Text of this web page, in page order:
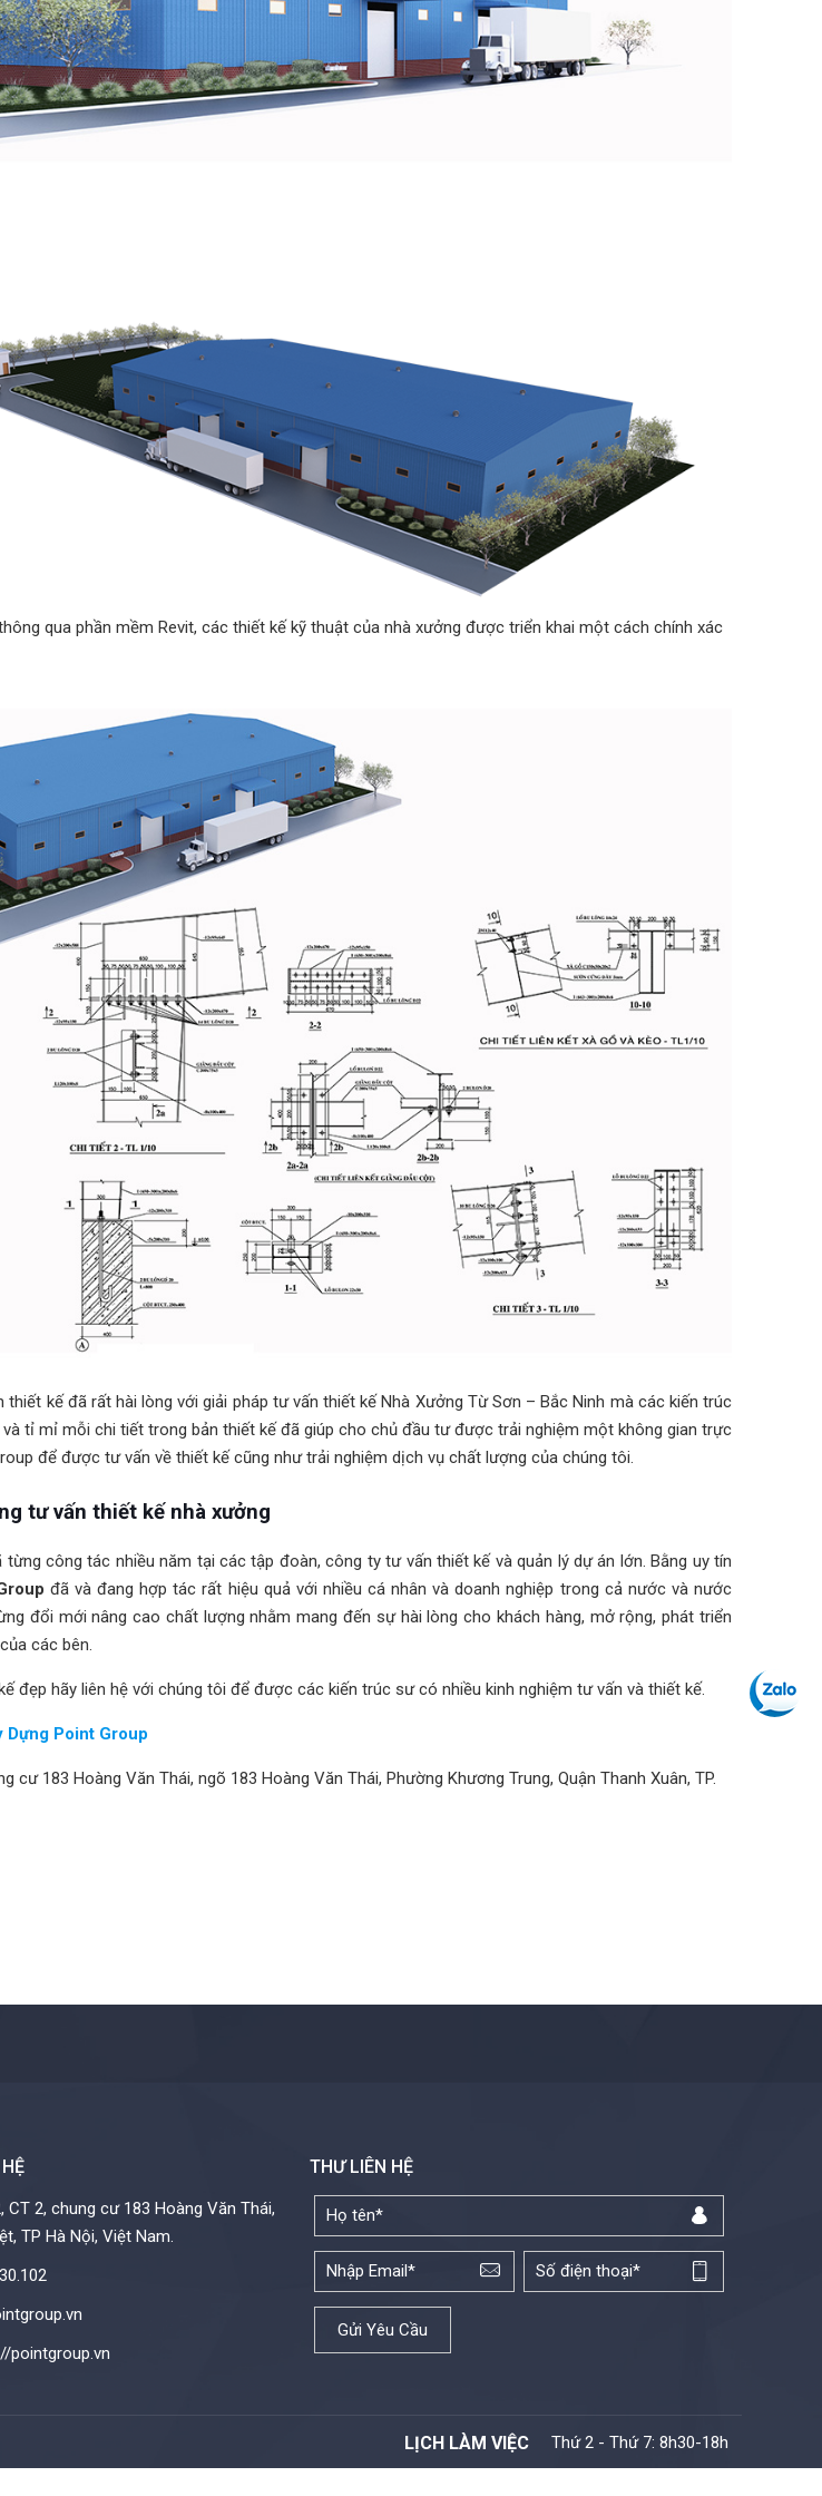
qua phần mềm Revit, các thiết kế kỹ thuật của nhà xưởng được triển khai một cách chính xác
thiết kế đã rất hài lòng với giải pháp tư vấn thiết kế Nhà Xưởng Từ Sơn – Bắc Ninh mà các kiến trúc
tỉ mỉ mỗi chi tiết trong bản thiết kế đã giúp cho chủ đầu tư được trải nghiệm một không gian trực
để được tư vấn về thiết kế cũng như trải nghiệm dịch vụ chất lượng của chúng tôi.
tư vấn thiết kế nhà xưởng
công tác nhiều năm tại các tập đoàn, công ty tư vấn thiết kế và quản lý dự án lớn. Bằng uy tín
đã và đang hợp tác rất hiệu quả với nhiều cá nhân và doanh nghiệp trong cả nước và nước
đổi mới nâng cao chất lượng nhằm mang đến sự hài lòng cho khách hàng, mở rộng, phát triển
các bên.
đẹp hãy liên hệ với chúng tôi để được các kiến trúc sư có nhiều kinh nghiệm tư vấn và thiết kế.
Dựng Point Group
cư 183 Hoàng Văn Thái, ngõ 183 Hoàng Văn Thái, Phường Khương Trung, Quận Thanh Xuân, TP.
CT 2, chung cư 183 Hoàng Văn Thái,
TP Hà Nội, Việt Nam.
pointgroup.vn
THƯ LIÊN HỆ
LỊCH LÀM VIỆC Thứ 2 - Thứ 7: 8h30-18h